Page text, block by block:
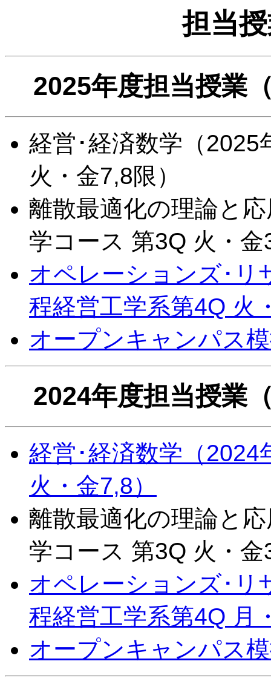
担当
2025年度担当授業
経営･経済数学（2025
火・金7,8限）
離散最適化の理論と
学コース 第3Q 火・金
オペレーションズ･リ
程経営工学系第4Q 火
オープンキャンパス
2024年度担当授業
経営･経済数学（2024
火・金7,8）
離散最適化の理論と
学コース 第3Q 火・金
オペレーションズ･リ
程経営工学系第4Q 月
オープンキャンパス